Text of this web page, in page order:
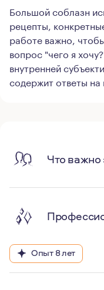
Большой соблазн
рецепты,
работе важно,
вопрос "чего я
внутренней
содержит ответы
Что важно
Опыт 8 лет